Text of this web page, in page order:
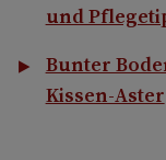
und
Bunter
Kissen-Aster